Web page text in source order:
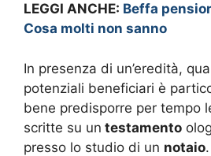
LEGGI ANCHE: Beffa
Cosa molti non sanno
In presenza di un’eredità,
potenziali beneficiari è
bene predisporre per tempo
scritte su un testamento
presso lo studio di un notaio